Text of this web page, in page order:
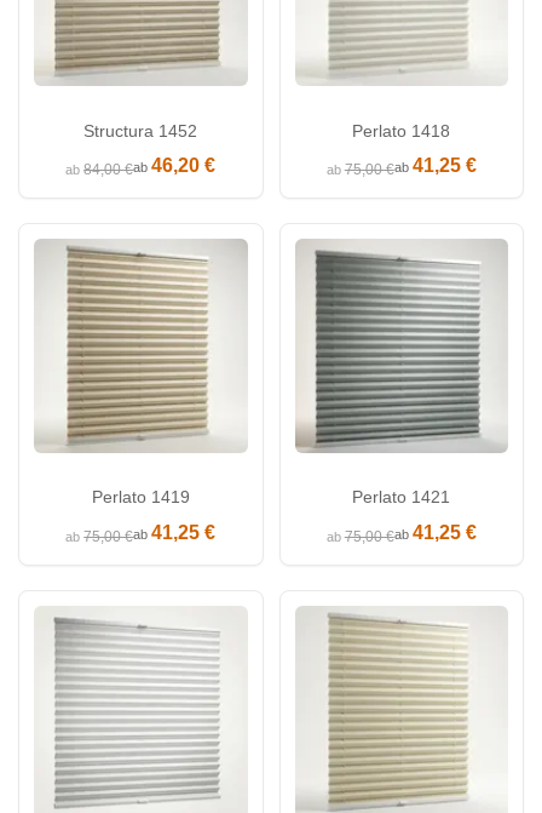
Structura 1452
ab84,00 €ab46,20 €
Perlato 1418
ab75,00 €ab 41,25 €
Perlato 1419
ab75,00 €ab41,25 €
Perlato 1421
ab75,00 €ab 41,25 €